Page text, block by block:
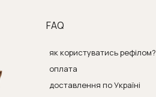
FAQ
як користуватись рефілом?
оплата
доставлення по Україні